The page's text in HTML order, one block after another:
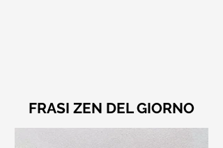
FRASI ZEN DEL GIORNO